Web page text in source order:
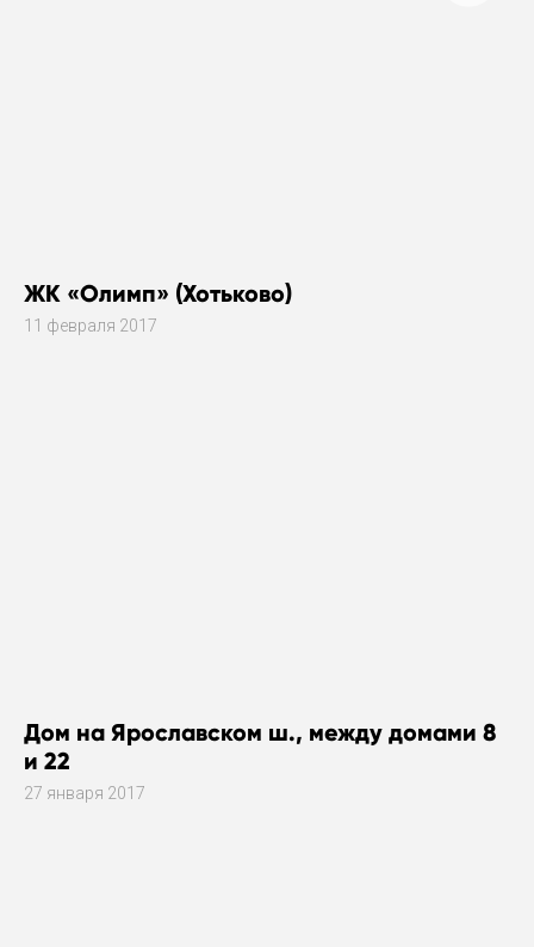
ЖК «Олимп» (Хотьково)
11 февраля 2017
Дом на Ярославском ш., между домами 8
и 22
27 января 2017